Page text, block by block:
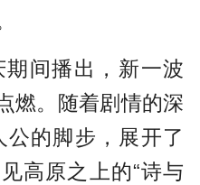
间播出，新一波
燃。随着剧情的深
的脚步，展开了
高原之上的“诗与